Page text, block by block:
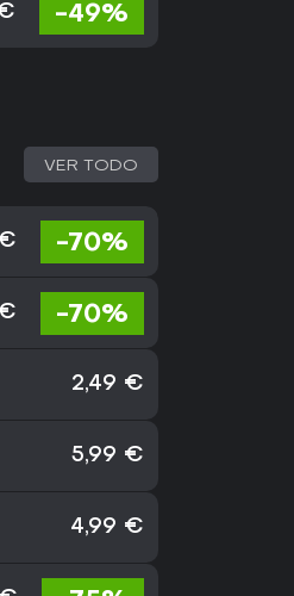
-49%
VER TODO
-70%
-70%
2,49 €
5,99 €
4,99 €